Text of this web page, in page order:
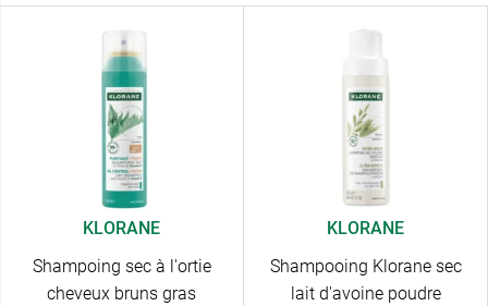
KLORANE
Shampoing sec à l'ortie
cheveux bruns gras
KLORANE
Shampooing Klorane sec
lait d'avoine poudre